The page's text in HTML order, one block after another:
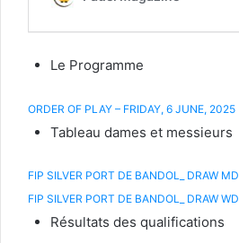
Le Programme
ORDER OF PLAY – FRIDAY, 6 JUNE, 2025
Tableau dames et messieurs
FIP SILVER PORT DE BANDOL_ DRAW MD
FIP SILVER PORT DE BANDOL_ DRAW WD
Résultats des qualifications